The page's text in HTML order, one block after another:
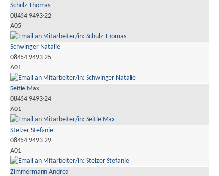
Schulz Thomas
08454 9493-22
A05
Schwinger Natalie
08454 9493-25
A01
Seitle Max
08454 9493-24
A01
Stelzer Stefanie
08454 9493-29
A01
Zimmermann Andrea